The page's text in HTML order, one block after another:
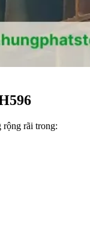
rãi trong: